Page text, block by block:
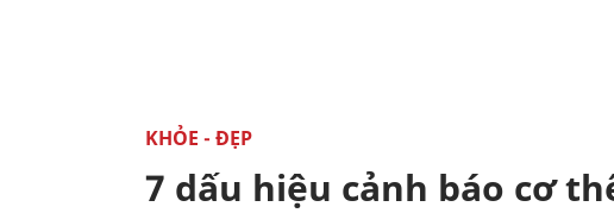
KHỎE - ĐẸP
7 dấu hiệu cảnh báo cơ